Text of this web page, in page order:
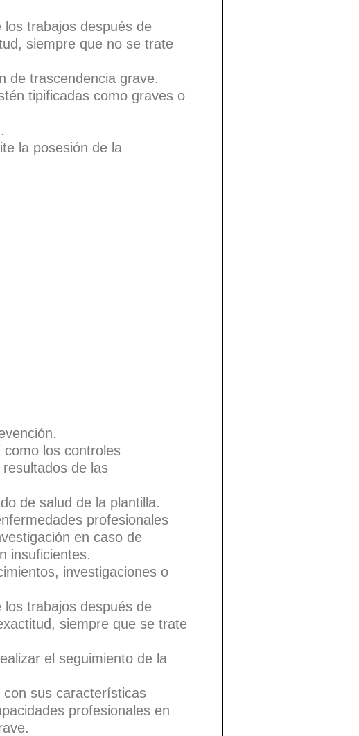
trabajos después de
siempre que no se trate
de trascendencia grave.
tipificadas como graves o
la posesión de la
los controles
de las
de salud de la plantilla.
profesionales
en caso de
insuficientes.
investigaciones o
trabajos después de
siempre que se trate
el seguimiento de la
con sus características
profesionales en